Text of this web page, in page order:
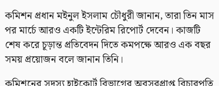
কমিশন প্রধান মইনুল ইসলাম চৌধুরী জানান, তারা তিন মাস
পর মার্চে আরও একটি ইন্টেরিম রিপোর্ট দেবেন। কাজটি
শেষ করে চূড়ান্ত প্রতিবেদন দিতে কমপক্ষে আরও এক বছর
সময় প্রয়োজন বলে জানান তিনি।